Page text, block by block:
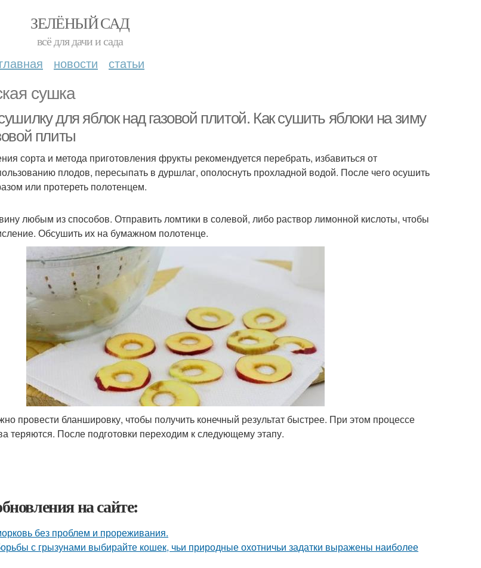
ЗЕЛЁНЫЙ САД
всё для дачи и сада
главная новости статьи
сушка
для яблок над газовой плитой. Как сушить яблоки на зиму
плиты
сорта и метода приготовления фрукты рекомендуется перебрать, избавиться от
плодов, пересыпать в дуршлаг, ополоснуть прохладной водой. После чего осушить
или протереть полотенцем.
любым из способов. Отправить ломтики в солевой, либо раствор лимонной кислоты, чтобы
Обсушить их на бумажном полотенце.
провести бланшировку, чтобы получить конечный результат быстрее. При этом процессе
теряются. После подготовки переходим к следующему этапу.
на сайте:
без проблем и прореживания.
с грызунами выбирайте кошек, чьи природные охотничьи задатки выражены наиболее